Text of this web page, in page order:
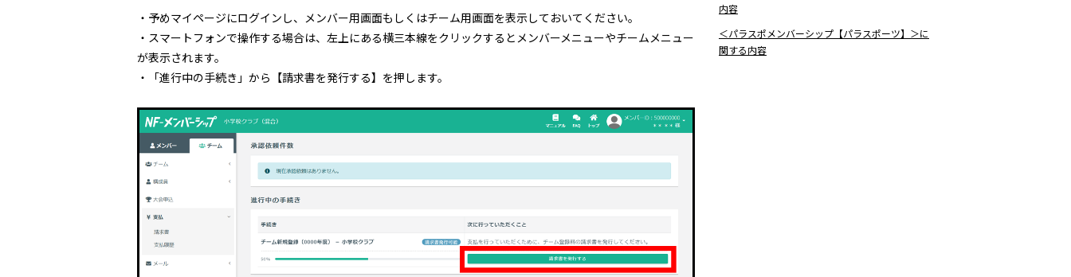
・予めマイページにログインし、メンバー用画面もしくはチーム用画面を表示しておいてください。
・スマートフォンで操作する場合は、左上にある横三本線をクリックするとメンバーメニューやチームメニュー
が表示されます。
・「進行中の手続き」から【請求書を発行する】を押します。
内容
＜パラスポメンバーシップ【パラスポーツ】＞に
関する内容